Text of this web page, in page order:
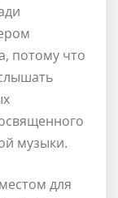
потому что
музыки.
для